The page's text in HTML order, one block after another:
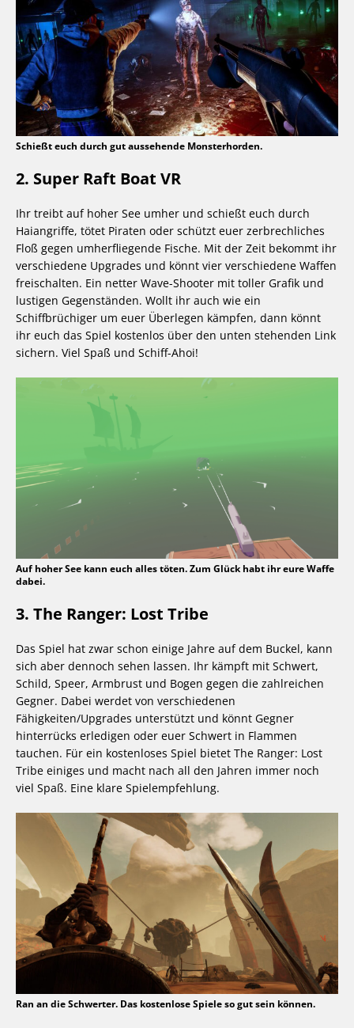
Schießt euch durch gut aussehende Monsterhorden.
2. Super Raft Boat VR
Ihr treibt auf hoher See umher und schießt euch durch
Haiangriffe, tötet Piraten oder schützt euer zerbrechliches
Floß gegen umherfliegende Fische. Mit der Zeit bekommt ihr
verschiedene Upgrades und könnt vier verschiedene Waffen
freischalten. Ein netter Wave-Shooter mit toller Grafik und
lustigen Gegenständen. Wollt ihr auch wie ein
Schiffbrüchiger um euer Überlegen kämpfen, dann könnt
ihr euch das Spiel kostenlos über den unten stehenden Link
sichern. Viel Spaß und Schiff-Ahoi!
Auf hoher See kann euch alles töten. Zum Glück habt ihr eure Waffe
dabei.
3. The Ranger: Lost Tribe
Das Spiel hat zwar schon einige Jahre auf dem Buckel, kann
sich aber dennoch sehen lassen. Ihr kämpft mit Schwert,
Schild, Speer, Armbrust und Bogen gegen die zahlreichen
Gegner. Dabei werdet von verschiedenen
Fähigkeiten/Upgrades unterstützt und könnt Gegner
hinterrücks erledigen oder euer Schwert in Flammen
tauchen. Für ein kostenloses Spiel bietet The Ranger: Lost
Tribe einiges und macht nach all den Jahren immer noch
viel Spaß. Eine klare Spielempfehlung.
Ran an die Schwerter. Das kostenlose Spiele so gut sein können.